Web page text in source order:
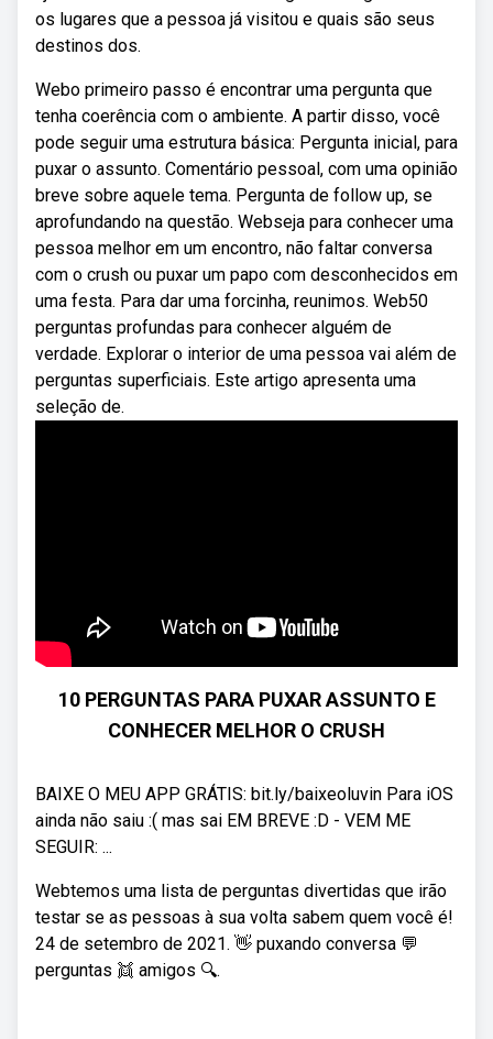
os lugares que a pessoa já visitou e quais são seus
destinos dos.
Webo primeiro passo é encontrar uma pergunta que
tenha coerência com o ambiente. A partir disso, você
pode seguir uma estrutura básica: Pergunta inicial, para
puxar o assunto. Comentário pessoal, com uma opinião
breve sobre aquele tema. Pergunta de follow up, se
aprofundando na questão. Webseja para conhecer uma
pessoa melhor em um encontro, não faltar conversa
com o crush ou puxar um papo com desconhecidos em
uma festa. Para dar uma forcinha, reunimos. Web50
perguntas profundas para conhecer alguém de
verdade. Explorar o interior de uma pessoa vai além de
perguntas superficiais. Este artigo apresenta uma
seleção de.
10 PERGUNTAS PARA PUXAR ASSUNTO E
CONHECER MELHOR O CRUSH
BAIXE O MEU APP GRÁTIS: bit.ly/baixeoluvin Para iOS
ainda não saiu :( mas sai EM BREVE :D - VEM ME
SEGUIR: ...
Webtemos uma lista de perguntas divertidas que irão
testar se as pessoas à sua volta sabem quem você é! ️
24 de setembro de 2021. 👋 puxando conversa 💬
perguntas 👯 amigos 🔍.